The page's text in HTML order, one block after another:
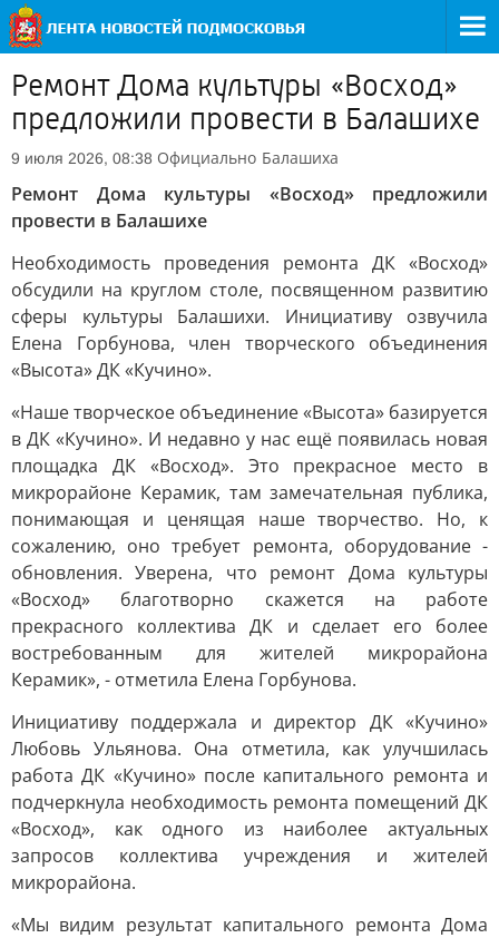
Ремонт Дома культуры «Восход»
предложили провести в Балашихе
9 июля 2026, 08:38 Официально Балашиха
Ремонт Дома культуры «Восход» предложили
провести в Балашихе
Необходимость проведения ремонта ДК «Восход»
обсудили на круглом столе, посвященном развитию
сферы культуры Балашихи. Инициативу озвучила
Елена Горбунова, член творческого объединения
«Высота» ДК «Кучино».
«Наше творческое объединение «Высота» базируется
в ДК «Кучино». И недавно у нас ещё появилась новая
площадка ДК «Восход». Это прекрасное место в
микрорайоне Керамик, там замечательная публика,
понимающая и ценящая наше творчество. Но, к
сожалению, оно требует ремонта, оборудование -
обновления. Уверена, что ремонт Дома культуры
«Восход» благотворно скажется на работе
прекрасного коллектива ДК и сделает его более
востребованным для жителей микрорайона
Керамик», - отметила Елена Горбунова.
Инициативу поддержала и директор ДК «Кучино»
Любовь Ульянова. Она отметила, как улучшилась
работа ДК «Кучино» после капитального ремонта и
подчеркнула необходимость ремонта помещений ДК
«Восход», как одного из наиболее актуальных
запросов коллектива учреждения и жителей
микрорайона.
«Мы видим результат капитального ремонта Дома